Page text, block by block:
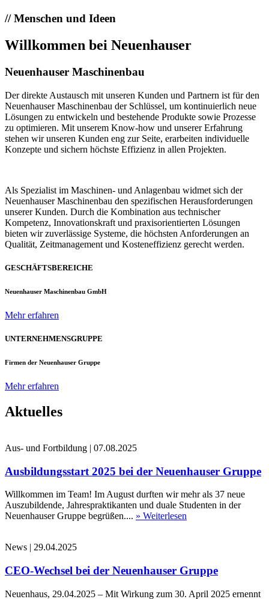
//Menschen und Ideen
Willkommen bei Neuenhauser
Neuenhauser Maschinenbau
Der direkte Austausch mit unseren Kunden und Partnern ist für den
Neuenhauser Maschinenbau der Schlüssel, um kontinuierlich neue
Lösungen zu entwickeln und bestehende Produkte sowie Prozesse
zu optimieren. Mit unserem Know-how und unserer Erfahrung
stehen wir unseren Kunden eng zur Seite, erarbeiten individuelle
Konzepte und sichern höchste Effizienz in allen Projekten.
Als Spezialist im Maschinen- und Anlagenbau widmet sich der
Neuenhauser Maschinenbau den spezifischen Herausforderungen
unserer Kunden. Durch die Kombination aus technischer
Kompetenz, Innovationskraft und praxisorientierten Lösungen
bieten wir zuverlässige Systeme, die höchsten Anforderungen an
Qualität, Zeitmanagement und Kosteneffizienz gerecht werden.
GESCHÄFTSBEREICHE
Neuenhauser Maschinenbau GmbH
Mehr erfahren
UNTERNEHMENSGRUPPE
Firmen der Neuenhauser Gruppe
Mehr erfahren
Aktuelles
Aus- und Fortbildung | 07.08.2025
Ausbildungsstart 2025 bei der Neuenhauser Gruppe
Willkommen im Team! Im August durften wir mehr als 37 neue
Auszubildende, Jahrespraktikanten und duale Studenten in der
Neuenhauser Gruppe begrüßen.... » Weiterlesen
News | 29.04.2025
CEO-Wechsel bei der Neuenhauser Gruppe
Neuenhaus, 29.04.2025 – Mit Wirkung zum 30. April 2025 ernennt